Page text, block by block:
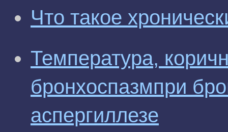
Что такое
Температура,
бронхоспазмпри
аспергиллезе